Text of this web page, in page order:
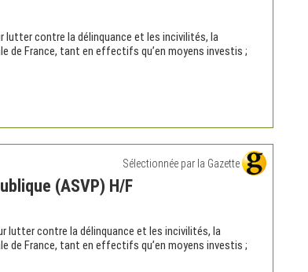
lutter contre la délinquance et les incivilités, la
de France, tant en effectifs qu’en moyens investis ;
Sélectionnée par la Gazette
(ASVP) H/F
lutter contre la délinquance et les incivilités, la
de France, tant en effectifs qu’en moyens investis ;